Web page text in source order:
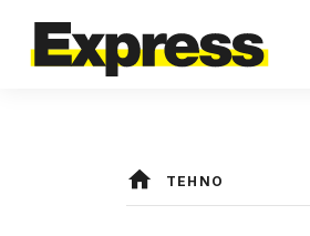
TEHNO